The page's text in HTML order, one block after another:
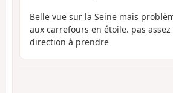
Belle vue sur la Seine mais
aux carrefours en étoile. pas
direction à prendre